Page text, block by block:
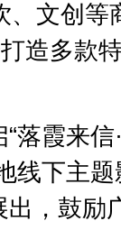
、文创等
造多款
霞来信
线下主
出，鼓励